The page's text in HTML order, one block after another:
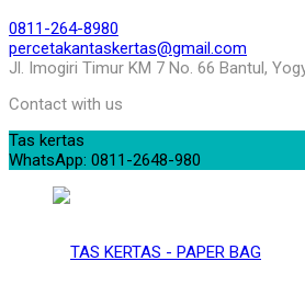
0811-264-8980
percetakantaskertas@gmail.com
Jl. Imogiri Timur KM 7 No. 66 Bantul,
Contact with us
Tas kertas
WhatsApp: 0811-2648-980